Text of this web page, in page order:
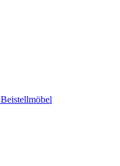
Beistellmöbel